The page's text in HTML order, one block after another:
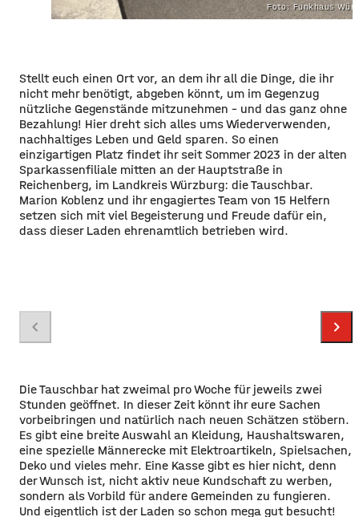
Foto: Funkhaus
Stellt euch einen Ort vor, an dem ihr all die Dinge, die ihr
nicht mehr benötigt, abgeben könnt, um im Gegenzug
nützliche Gegenstände mitzunehmen – und das ganz ohne
Bezahlung! Hier dreht sich alles ums Wiederverwenden,
nachhaltiges Leben und Geld sparen. So einen
einzigartigen Platz findet ihr seit Sommer 2023 in der alten
Sparkassenfiliale mitten an der Hauptstraße in
Reichenberg, im Landkreis Würzburg: die Tauschbar.
Marion Koblenz und ihr engagiertes Team von 15 Helfern
setzen sich mit viel Begeisterung und Freude dafür ein,
dass dieser Laden ehrenamtlich betrieben wird.
Foto: Funkhaus Würzburg
chevron_left chevron_right
Die Tauschbar hat zweimal pro Woche für jeweils zwei
Stunden geöffnet. In dieser Zeit könnt ihr eure Sachen
vorbeibringen und natürlich nach neuen Schätzen stöbern.
Es gibt eine breite Auswahl an Kleidung, Haushaltswaren,
eine spezielle Männerecke mit Elektroartikeln, Spielsachen,
Deko und vieles mehr. Eine Kasse gibt es hier nicht, denn
der Wunsch ist, nicht aktiv neue Kundschaft zu werben,
sondern als Vorbild für andere Gemeinden zu fungieren.
Und eigentlich ist der Laden so schon mega gut besucht!